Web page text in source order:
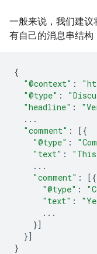
一般来说，我们建
有自己的消息串结构
{
"@context" :
"@type" :
"headline" :
...
"comment" :
[{
"@type" :
"text" :
...
"comment" :
[{
"@type" :
"text" :
...
}]
}]
}